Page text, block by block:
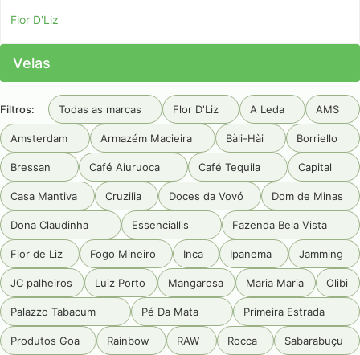
Flor D'Liz
Velas
Filtros: Todas as marcas Flor D'Liz A Leda AMS
Amsterdam Armazém Macieira Bàli-Hài Borriello
Bressan Café Aiuruoca Café Tequila Capital
Casa Mantiva Cruzilia Doces da Vovó Dom de Minas
Dona Claudinha Essenciallis Fazenda Bela Vista
Flor de Liz Fogo Mineiro Inca Ipanema Jamming
JC palheiros Luiz Porto Mangarosa Maria Maria Olibi
Palazzo Tabacum Pé Da Mata Primeira Estrada
Produtos Goa Rainbow RAW Rocca Sabarabuçu